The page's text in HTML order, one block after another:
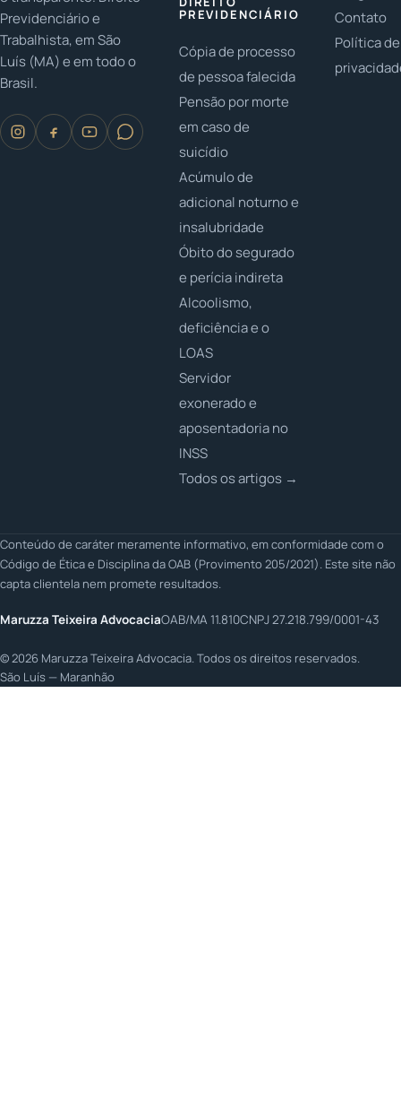
Previdenciário e
Trabalhista, em São
Luís (MA) e em todo o
Brasil.
PREVIDENCIÁRIO
Cópia de processo
de pessoa falecida
Pensão por morte
em caso de
suicídio
Acúmulo de
adicional noturno e
insalubridade
Óbito do segurado
e perícia indireta
Alcoolismo,
deficiência e o
LOAS
Servidor
exonerado e
aposentadoria no
INSS
Todos os artigos →
Contato
Política de
Conteúdo de caráter meramente informativo, em conformidade com o
Código de Ética e Disciplina da OAB (Provimento 205/2021). Este site não
capta clientela nem promete resultados.
Maruzza Teixeira AdvocaciaOAB/MA 11.810CNPJ 27.218.799/0001-43
©2026 Maruzza Teixeira Advocacia. Todos os direitos reservados.
São Luís — Maranhão